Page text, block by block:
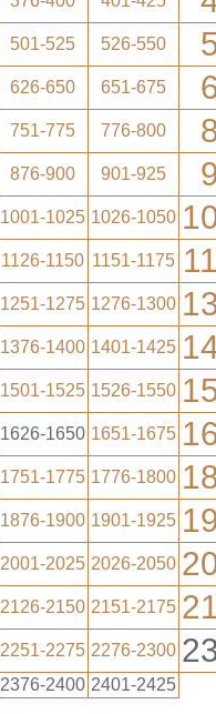
501-525 526-550
626-650 651-675
751-775 776-800
876-900 901-925
1001-1025 1026-1050
1126-1150 1151-1175
1251-1275 1276-1300
1376-1400 1401-1425
1501-1525 1526-1550
1626-1650 1651-1675
1751-1775 1776-1800
1876-1900 1901-1925
2001-2025 2026-2050
2126-2150 2151-2175
2251-2275 2276-2300
2376-2400 2401-2425